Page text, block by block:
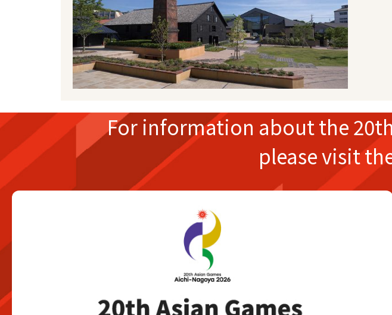
For information about the
pleasevisit